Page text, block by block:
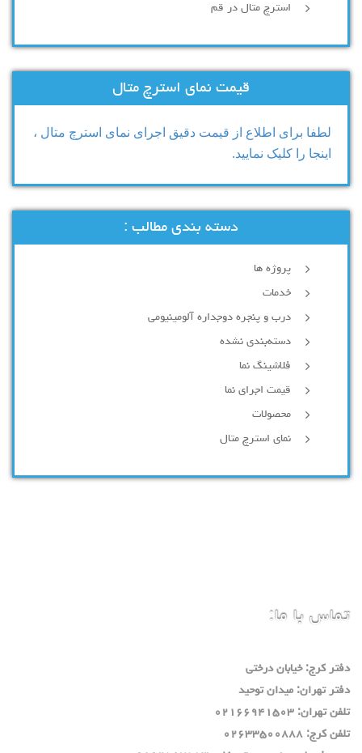
استرچ متال در قم
قیمت نمای استرچ متال
لطفا برای اطلاع از قیمت دقیق اجرای نمای استرچ متال ،
اینجا را کلیک نمایید.
دسته بندی مطالب :
پروژه ها
خدمات
درب و پنجره دوجداره آلومینیومی
دسته‌بندی نشده
فلاشینگ نما
قیمت اجرای نما
محصولات
نمای استرچ متال
تماس با ما:
دفتر كرج: خيابان درختي
دفتر تهران: ميدان توحيد
تلفن تهران: ٠٢١٦٦٩٤١٥٠٣
تلفن كرج: ٠٢٦٣٣٥٠٠٨٨٨